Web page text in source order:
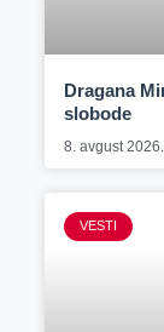
Dragana
slobode
8. avgust 2026.
VESTI